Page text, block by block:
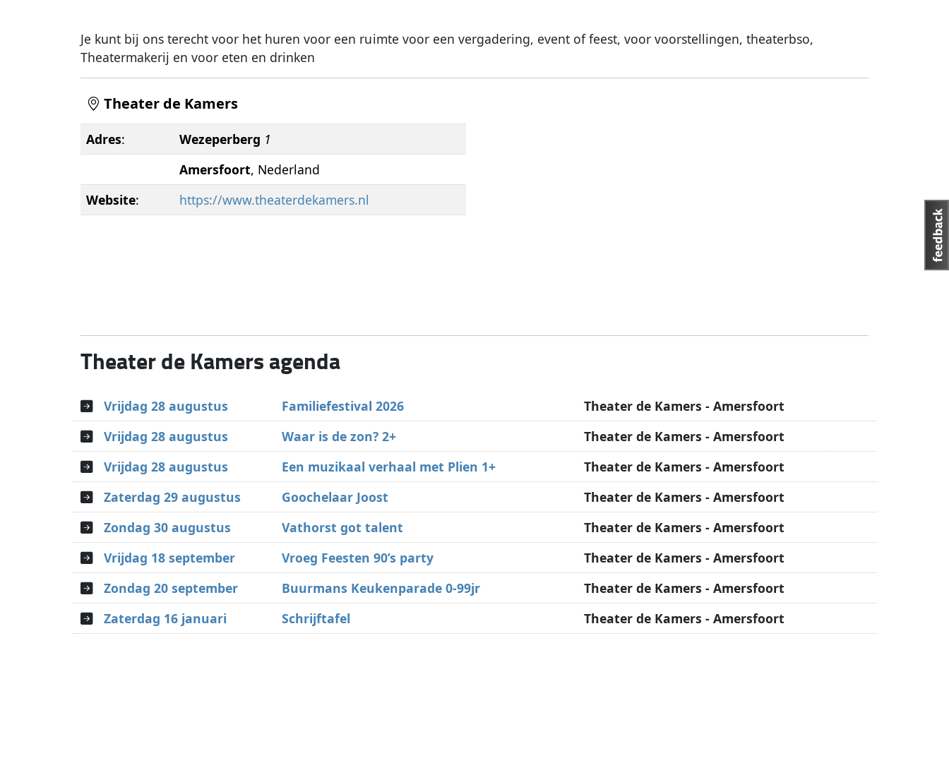
Je kunt bij ons terecht voor het huren voor een ruimte voor een vergadering, event of feest, voor voorstellingen, theaterbso,
Theatermakerij en voor eten en drinken
Theater de Kamers
Adres: Wezeperberg 1
Amersfoort, Nederland
Website: https://www.theaterdekamers.nl
Theater de Kamers agenda
Vrijdag 28 augustus Familiefestival 2026
Theater de Kamers - Amersfoort
Vrijdag 28 augustus
Waar is de zon? 2+
Theater de Kamers - Amersfoort
Vrijdag 28 augustus
Een muzikaal verhaal met Plien 1+
Theater de Kamers - Amersfoort
Zaterdag 29 augustus
Goochelaar Joost
Theater de Kamers - Amersfoort
Zondag 30 augustus
Vathorst got talent
Theater de Kamers - Amersfoort
Vrijdag 18 september
Vroeg Feesten 90’s party
Theater de Kamers - Amersfoort
Zondag 20 september
Buurmans Keukenparade 0-99jr
Theater de Kamers - Amersfoort
Zaterdag 16 januari
Schrijftafel Theater de Kamers - Amersfoort